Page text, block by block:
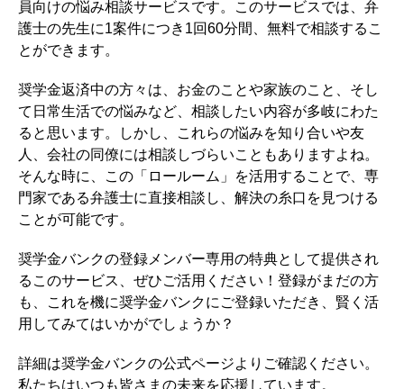
員向けの悩み相談サービスです。このサービスでは、弁
護士の先生に1案件につき1回60分間、無料で相談するこ
とができます。
奨学金返済中の方々は、お金のことや家族のこと、そし
て日常生活での悩みなど、相談したい内容が多岐にわた
ると思います。しかし、これらの悩みを知り合いや友
人、会社の同僚には相談しづらいこともありますよね。
そんな時に、この「ロールーム」を活用することで、専
門家である弁護士に直接相談し、解決の糸口を見つける
ことが可能です。
奨学金バンクの登録メンバー専用の特典として提供され
るこのサービス、ぜひご活用ください！登録がまだの方
も、これを機に奨学金バンクにご登録いただき、賢く活
用してみてはいかがでしょうか？
詳細は奨学金バンクの公式ページよりご確認ください。
私たちはいつも皆さまの未来を応援しています。